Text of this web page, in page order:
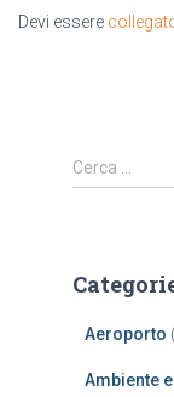
Devi essere
R
i
c
Cerca …
Aeroporto
Ambiente